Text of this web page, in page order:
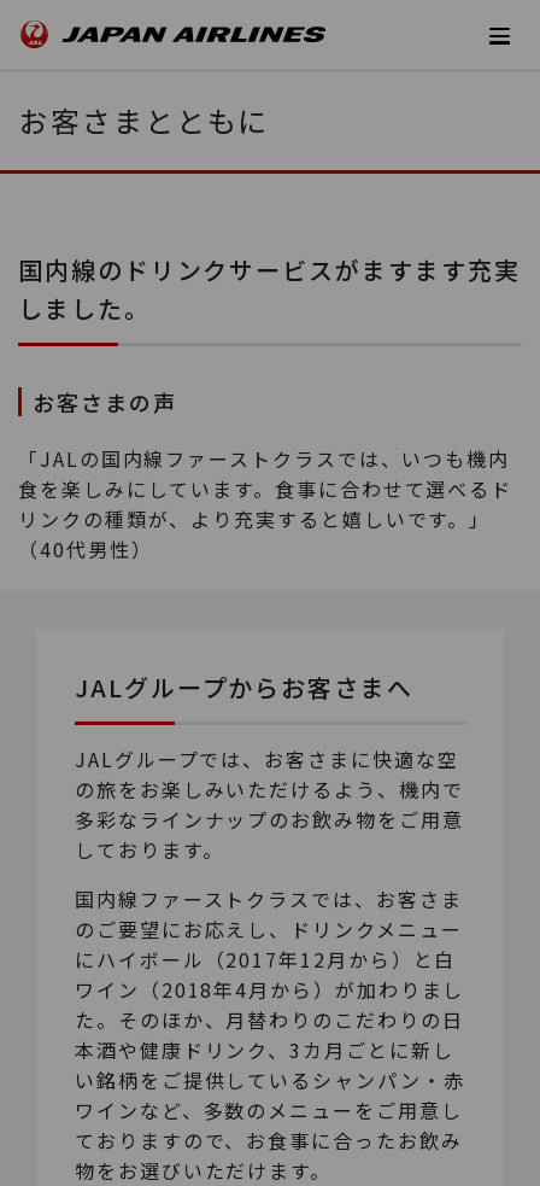
お客さまとともに
国内線のドリンクサービスがますます充実
しました。
お客さまの声
「JALの国内線ファーストクラスでは、いつも機内
食を楽しみにしています。食事に合わせて選べるド
リンクの種類が、より充実すると嬉しいです。」
（40代男性）
JALグループからお客さまへ
JALグループでは、お客さまに快適な空
の旅をお楽しみいただけるよう、機内で
多彩なラインナップのお飲み物をご用意
しております。
国内線ファーストクラスでは、お客さま
のご要望にお応えし、ドリンクメニュー
にハイボール（2017年12月から）と白
ワイン（2018年4月から）が加わりまし
た。そのほか、月替わりのこだわりの日
本酒や健康ドリンク、3カ月ごとに新し
い銘柄をご提供しているシャンパン・赤
ワインなど、多数のメニューをご用意し
ておりますので、お食事に合ったお飲み
物をお選びいただけます。